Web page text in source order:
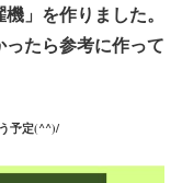
」を作りました。
たら参考に作って
予定(^^)/